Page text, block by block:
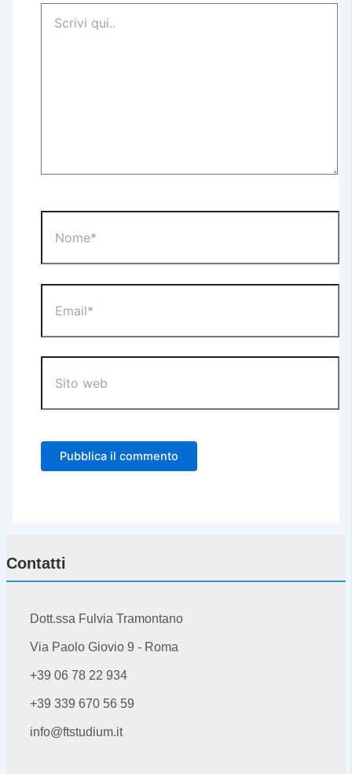
qui..
web
Contatti
Dott.ssa Fulvia Tramontano
Via Paolo Giovio 9 - Roma
+39 06 78 22 934
+39 339 670 56 59
info@ftstudium.it